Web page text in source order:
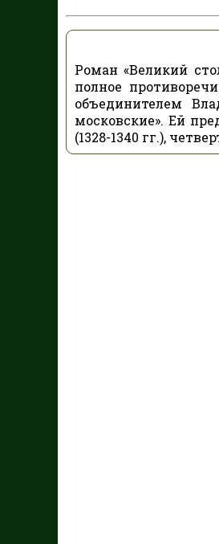
Роман «Великий
полное
объединителем
московские». Ей
(1328-1340 гг.),